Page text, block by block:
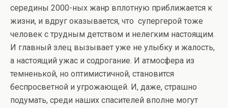
середины 2000-ных жанр вплотную приближается к
жизни, и вдруг оказывается, что супергерой тоже
человек с трудным детством и нелегким настоящим.
И главный злец вызывает уже не улыбку и жалость,
а настоящий ужас и содрогание. И атмосфера из
темненькой, но оптимистичной, становится
беспросветной и угрожающей. И, даже, страшно
подумать, среди наших спасителей вполне могут